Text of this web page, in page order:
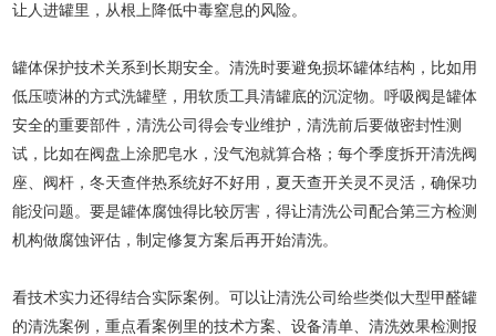
让人进罐里，从根上降低中毒窒息的风险。
罐体保护技术关系到长期安全。清洗时要避免损坏罐体结构，比如用
低压喷淋的方式洗罐壁，用软质工具清罐底的沉淀物。呼吸阀是罐体
安全的重要部件，清洗公司得会专业维护，清洗前后要做密封性测
试，比如在阀盘上涂肥皂水，没气泡就算合格；每个季度拆开清洗阀
座、阀杆，冬天查伴热系统好不好用，夏天查开关灵不灵活，确保功
能没问题。要是罐体腐蚀得比较厉害，得让清洗公司配合第三方检测
机构做腐蚀评估，制定修复方案后再开始清洗。
看技术实力还得结合实际案例。可以让清洗公司给些类似大型甲醛罐
的清洗案例，重点看案例里的技术方案、设备清单、清洗效果检测报